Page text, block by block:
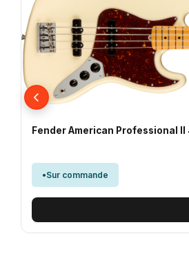
Fender American Professional
Sur commande